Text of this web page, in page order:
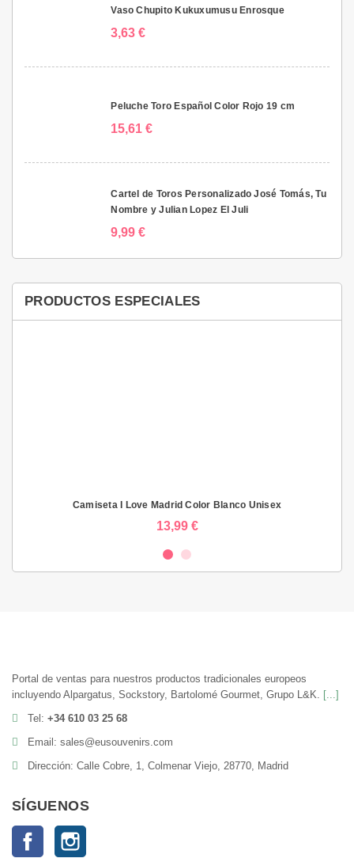
Vaso Chupito Kukuxumusu Enrosque
3,63 €
Peluche Toro Español Color Rojo 19 cm
15,61 €
Cartel de Toros Personalizado José Tomás, Tu
Nombre y Julian Lopez El Juli
9,99 €
PRODUCTOS ESPECIALES
Camiseta I Love Madrid Color Blanco Unisex
13,99 €
Portal de ventas para nuestros productos tradicionales europeos
incluyendo Alpargatus, Sockstory, Bartolomé Gourmet, Grupo L&K. [...]
Tel: +34 610 03 25 68
Email: sales@eusouvenirs.com
Dirección: Calle Cobre, 1, Colmenar Viejo, 28770, Madrid
SÍGUENOS
Facebook